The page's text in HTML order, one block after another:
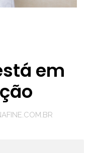
em